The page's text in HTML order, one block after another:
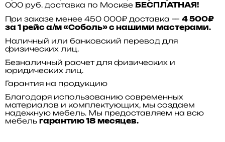
000 руб. доставка по Москве БЕСПЛАТНАЯ!
При заказе менее 450 000₽ доставка — 4 500₽
за 1 рейс а/м «Соболь» с нашими мастерами.
Наличный или банковский перевод для
физических лиц.
Безналичный расчет для физических и
юридических лиц.
Гарантия на продукцию
Благодаря использованию современных
материалов и комплектующих, мы создаем
надежную мебель. Мы предоставляем на всю
мебель гарантию 18 месяцев.